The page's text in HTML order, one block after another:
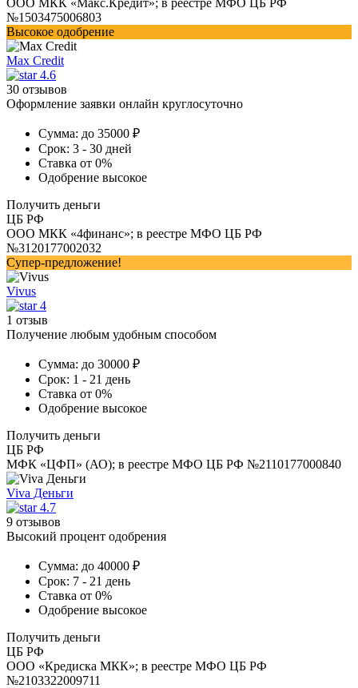
№1503475006803
Высокое одобрение
Max Credit
4.6
30 отзывов
Оформление заявки онлайн круглосуточно
Сумма: до 35000 ₽
Срок: 3 - 30 дней
Ставка от 0%
Одобрение высокое
Получить деньги
ЦБ РФ
ООО МКК «4финанс»; в реестре МФО ЦБ РФ
№3120177002032
Супер-предложение!
Vivus
4
1 отзыв
Получение любым удобным способом
Сумма: до 30000 ₽
Срок: 1 - 21 день
Ставка от 0%
Одобрение высокое
Получить деньги
ЦБ РФ
МФК «ЦФП» (АО); в реестре МФО ЦБ РФ №2110177000840
Viva Деньги
4.7
9 отзывов
Высокий процент одобрения
Сумма: до 40000 ₽
Срок: 7 - 21 день
Ставка от 0%
Одобрение высокое
Получить деньги
ЦБ РФ
ООО «Кредиска МКК»; в реестре МФО ЦБ РФ
№2103322009711